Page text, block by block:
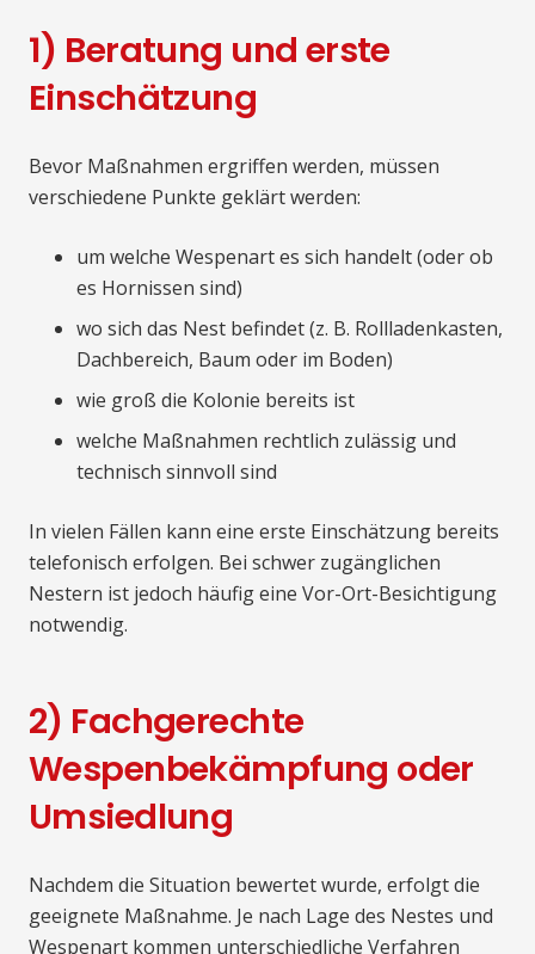
1) Beratung und erste
Einschätzung
Bevor Maßnahmen ergriffen werden, müssen
verschiedene Punkte geklärt werden:
um welche Wespenart es sich handelt (oder ob
es Hornissen sind)
wo sich das Nest befindet (z. B. Rollladenkasten,
Dachbereich, Baum oder im Boden)
wie groß die Kolonie bereits ist
welche Maßnahmen rechtlich zulässig und
technisch sinnvoll sind
In vielen Fällen kann eine erste Einschätzung bereits
telefonisch erfolgen. Bei schwer zugänglichen
Nestern ist jedoch häufig eine Vor-Ort-Besichtigung
notwendig.
2) Fachgerechte
Wespenbekämpfung oder
Umsiedlung
Nachdem die Situation bewertet wurde, erfolgt die
geeignete Maßnahme. Je nach Lage des Nestes und
Wespenart kommen unterschiedliche Verfahren